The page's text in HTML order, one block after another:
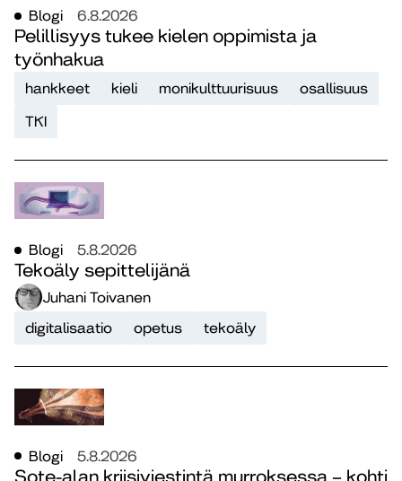
Blogi 6.8.2026
Pelillisyys tukee kielen oppimista ja
työnhakua
hankkeet kieli monikulttuurisuus
osallisuus
TKI
Blogi 5.8.2026
Tekoäly sepittelijänä
Juhani Toivanen
digitalisaatio
opetus tekoäly
Blogi 5.8.2026